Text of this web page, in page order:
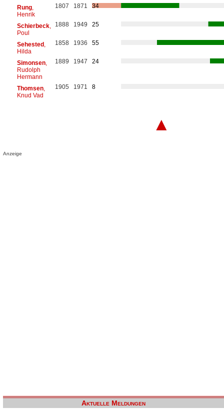
Rung,
Henrik
1807 1871 34
Schierbeck,
Poul
1888 1949 25
Sehested,
Hilda
1858 1936 55
Simonsen,
Rudolph
Hermann
1889 1947 24
Thomsen,
Knud Vad
1905 1971 8
▲
Anzeige
Aktuelle Meldungen